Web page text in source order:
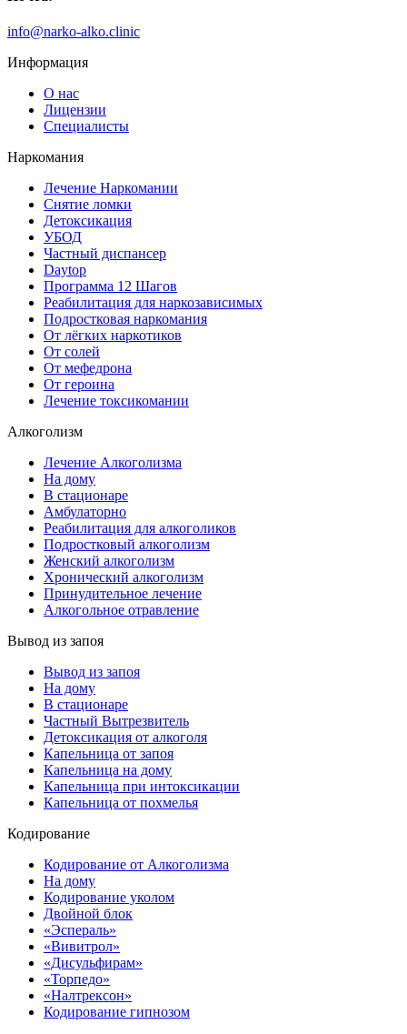
info@narko-alko.clinic
Информация
О нас
Лицензии
Специалисты
Наркомания
Лечение Наркомании
Снятие ломки
Детоксикация
УБОД
Частный диспансер
Daytop
Программа 12 Шагов
Реабилитация для наркозависимых
Подростковая наркомания
От лёгких наркотиков
От солей
От мефедрона
От героина
Лечение токсикомании
Алкоголизм
Лечение Алкоголизма
На дому
В стационаре
Амбулаторно
Реабилитация для алкоголиков
Подростковый алкоголизм
Женский алкоголизм
Хронический алкоголизм
Принудительное лечение
Алкогольное отравление
Вывод из запоя
Вывод из запоя
На дому
В стационаре
Частный Вытрезвитель
Детоксикация от алкоголя
Капельница от запоя
Капельница на дому
Капельница при интоксикации
Капельница от похмелья
Кодирование
Кодирование от Алкоголизма
На дому
Кодирование уколом
Двойной блок
«Эспераль»
«Вивитрол»
«Дисульфирам»
«Торпедо»
«Налтрексон»
Кодирование гипнозом